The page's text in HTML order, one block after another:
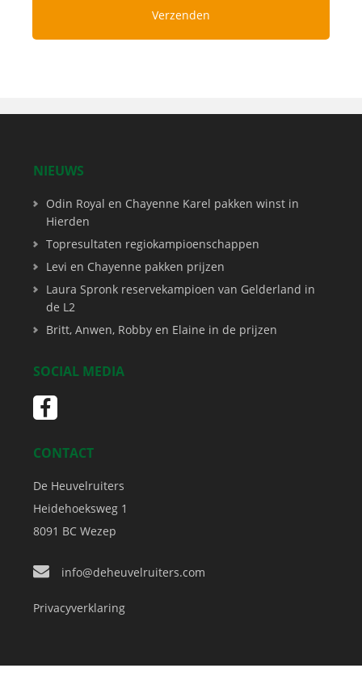
NIEUWS
Odin Royal en Chayenne Karel pakken winst in
Hierden
Topresultaten regiokampioenschappen
Levi en Chayenne pakken prijzen
Laura Spronk reservekampioen van Gelderland in
de L2
Britt, Anwen, Robby en Elaine in de prijzen
SOCIAL MEDIA
CONTACT
De Heuvelruiters
Heidehoeksweg 1
8091 BC Wezep
info@deheuvelruiters.com
Privacyverklaring